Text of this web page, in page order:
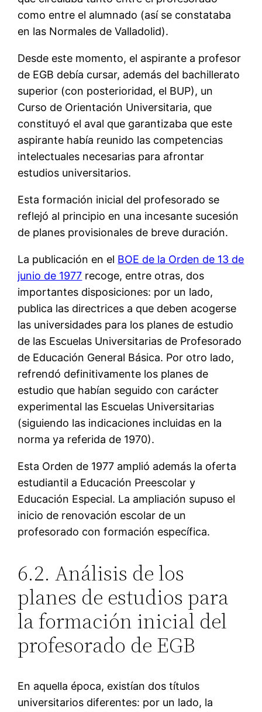
como entre el alumnado (así se constataba
en las Normales de Valladolid).
Desde este momento, el aspirante a profesor
de EGB debía cursar, además del bachillerato
superior (con posterioridad, el BUP), un
Curso de Orientación Universitaria, que
constituyó el aval que garantizaba que este
aspirante había reunido las competencias
intelectuales necesarias para afrontar
estudios universitarios.
Esta formación inicial del profesorado se
reflejó al principio en una incesante sucesión
de planes provisionales de breve duración.
La publicación en el BOE de la Orden de 13 de
junio de 1977 recoge, entre otras, dos
importantes disposiciones: por un lado,
publica las directrices a que deben acogerse
las universidades para los planes de estudio
de las Escuelas Universitarias de Profesorado
de Educación General Básica. Por otro lado,
refrendó definitivamente los planes de
estudio que habían seguido con carácter
experimental las Escuelas Universitarias
(siguiendo las indicaciones incluidas en la
norma ya referida de 1970).
Esta Orden de 1977 amplió además la oferta
estudiantil a Educación Preescolar y
Educación Especial. La ampliación supuso el
inicio de renovación escolar de un
profesorado con formación específica.
6.2. Análisis de los
planes de estudios para
la formación inicial del
profesorado de EGB
En aquella época, existían dos títulos
universitarios diferentes: por un lado, la